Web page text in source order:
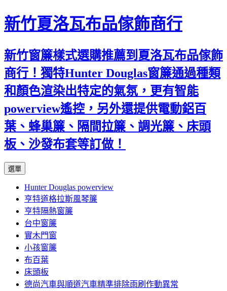
新竹夏洛瓦布品傢飾商行
新竹窗簾樣式選購推薦到夏洛瓦布品傢飾
商行！獨特Hunter Douglas窗簾通過種類
和顏色渲染出特定的氣氛，更有智能
powerview遙控，另外還提供電動鋁百
葉、蜂巢簾、隔間拉簾、調光簾、床頭
板、沙發布套等訂做！
選單
內
容
Hunter Douglas powerview
亨特道格拉斯風琴簾
亨特隔熱窗簾
台中窗簾
實木門窗
小孩窗簾
布百葉
床頭板
德尚汽車與順道汽車精準排除雨刷作動異常